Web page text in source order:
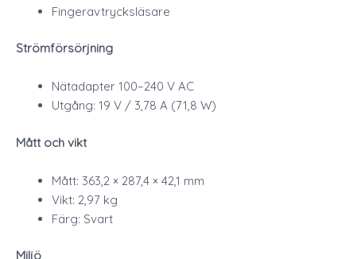
Fingeravtrycksläsare
Strömförsörjning
Nätadapter 100–240 V AC
Utgång: 19 V / 3,78 A (71,8 W)
Mått och vikt
Mått: 363,2 × 287,4 × 42,1 mm
Vikt: 2,97 kg
Färg: Svart
Miljö